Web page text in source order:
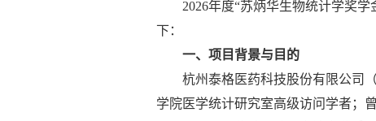
2026年度“苏炳华生物统计学奖
下：
一、项目背景与目的
杭州泰格医药科技股份有限公司
学院医学统计研究室高级访问学者；